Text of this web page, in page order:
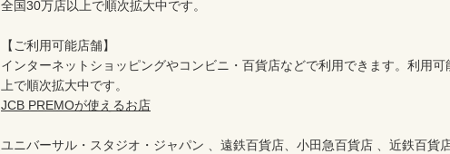
全国30万店以上で順次拡大中です。
【ご利用可能店舗】
インターネットショッピングやコンビニ・百貨店などで利用できます。利用
JCB PREMOが使えるお店
ユニバーサル・スタジオ・ジャパン 、遠鉄百貨店、小田急百貨店 、近鉄百貨